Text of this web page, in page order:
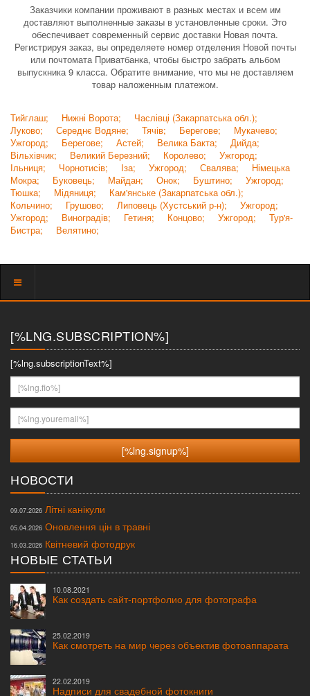
Заказчики компании проживают в разных местах и всем им
доставляют выполненные заказы в установленные сроки. Это
обеспечивает современный сервис доставки Новая почта.
Регистрируя заказ, вы определяете номер отделения Новой почты
или почтомата Приватбанка, чтобы быстро забрать альбом
выпускника 9 класса. Обратите внимание, что мы не доставляем
товар наложенным платежом.
Тийглаш; Нижні Ворота;
Часлівці (Закарпатська обл.);
Луково;
Середнє Водяне; Тячів; Берегове;
Мукачево;
Ужгород;
Берегове; Астей; Велика Бакта;
Дийда;
Вільхівчик;
Великий Березний; Королево;
Ужгород;
Ільниця;
Чорнотисів; Іза; Ужгород; Свалява;
Німецька
Мокра;
Буковець; Майдан; Онок; Буштино;
Ужгород;
Тюшка;
Мідяниця;
Кам'янське (Закарпатська обл.);
Кольчино;
Грушово; Липовець (Хустський р-н);
Ужгород;
Ужгород;
Виноградів; Гетиня; Концово; Ужгород;
Тур'я-
Бистра;
Велятино;
Показать
[%LNG.SUBSCRIPTION%]
[%lng.subscriptionText%]
[%lng.fio%]
[%lng.youremail%]
НОВОСТИ
09.07.2026 Літні канікули
05.04.2026 Оновлення цін в травні
16.03.2026 Квітневий фотодрук
НОВЫЕ СТАТЬИ
10.08.2021
Как создать сайт-портфолио для фотографа
25.02.2019
Как смотреть на мир через объектив фотоаппарата
22.02.2019
Надписи для свадебной фотокниги